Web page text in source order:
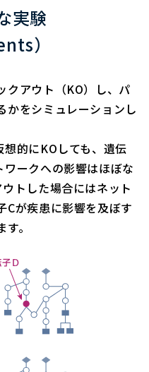
実験
）
クアウト（KO）し、パ
かをシミュレーションし
的にKOしても、遺伝
ークへの影響はほぼな
トした場合にはネット
Cが疾患に影響を及ぼす
。